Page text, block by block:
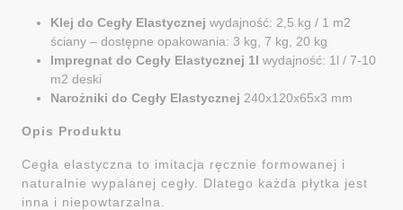
Klej do Cegły Elastycznej wydajność: 2,5 kg / 1 m2
ściany – dostępne opakowania: 3 kg, 7 kg, 20 kg
Impregnat do Cegły Elastycznej 1l wydajność: 1l / 7-10
m2 deski
Narożniki do Cegły Elastycznej 240x120x65x3 mm
Opis Produktu
Cegła elastyczna to imitacja ręcznie formowanej i
naturalnie wypalanej cegły. Dlatego każda płytka jest
inna i niepowtarzalna.